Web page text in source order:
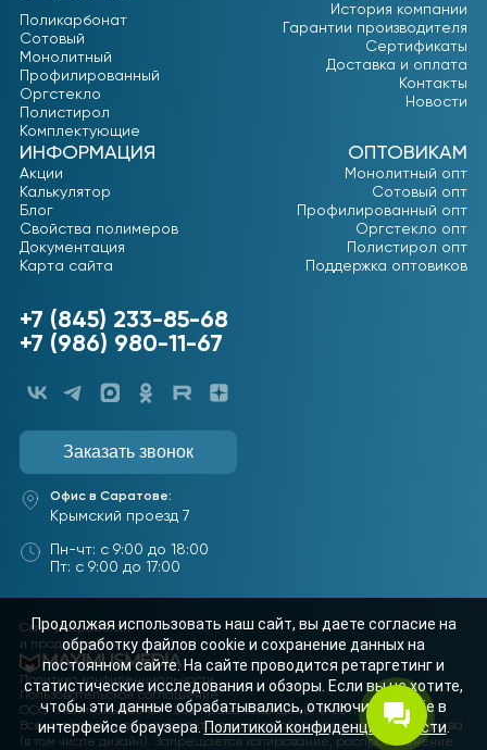
Поликарбонат
Сотовый
Монолитный
Профилированный
Оргстекло
Полистирол
Комплектующие
История компании
Гарантии производителя
Сертификаты
Доставка и оплата
Контакты
Новости
ИНФОРМАЦИЯ
Акции
Калькулятор
Блог
Свойства полимеров
Документация
Карта сайта
ОПТОВИКАМ
Монолитный опт
Сотовый опт
Профилированный опт
Оргстекло опт
Полистирол опт
Поддержка оптовиков
+7 (845) 233-85-68
+7 (986) 980-11-67
Заказать звонок
Офис в Саратове:
Крымский проезд 7
Пн-чт: с 9:00 до 18:00
Пт: с 9:00 до 17:00
Сайт разработан
и продвигается
Политика конфиденциальности
Пользовательское соглашение
ООО "Полигаль Восток". Все права защищены. © 2011–2026
Все материалы данного сайта являются объектами авторского права
(в том числе дизайн). Запрещается копирование, распространение
Продолжая использовать наш сайт, вы даете согласие на
обработку файлов cookie и сохранение данных на
постоянном сайте. На сайте проводится ретаргетинг и
статистические исследования и обзоры. Если вы не хотите,
чтобы эти данные обрабатывались, отключите cookie в
интерфейсе браузера.Политикой конфиденциальности.